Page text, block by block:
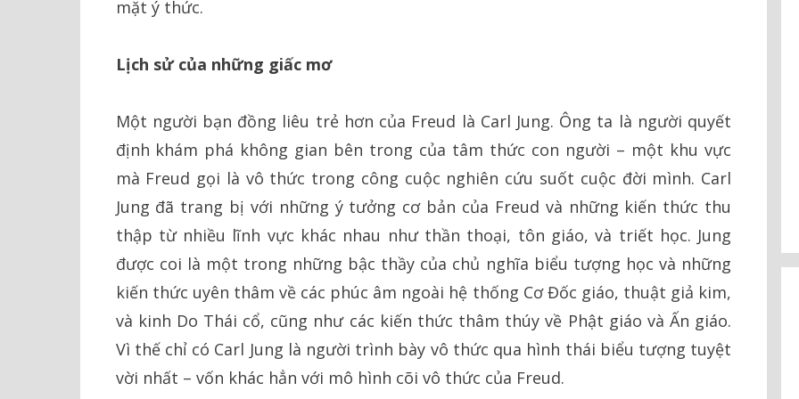
mặt ý thức.
Lịch sử của những giấc mơ
Một người bạn đồng liêu trẻ hơn của Freud là Carl Jung. Ông ta là người quyết
định khám phá không gian bên trong của tâm thức con người – một khu vực
mà Freud gọi là vô thức trong công cuộc nghiên cứu suốt cuộc đời mình. Carl
Jung đã trang bị với những ý tưởng cơ bản của Freud và những kiến thức thu
thập từ nhiều lĩnh vực khác nhau như thần thoại, tôn giáo, và triết học. Jung
được coi là một trong những bậc thầy của chủ nghĩa biểu tượng học và những
kiến thức uyên thâm về các phúc âm ngoài hệ thống Cơ Đốc giáo, thuật giả kim,
và kinh Do Thái cổ, cũng như các kiến thức thâm thúy về Phật giáo và Ấn giáo.
Vì thế chỉ có Carl Jung là người trình bày vô thức qua hình thái biểu tượng tuyệt
vời nhất – vốn khác hẳn với mô hình cõi vô thức của Freud.